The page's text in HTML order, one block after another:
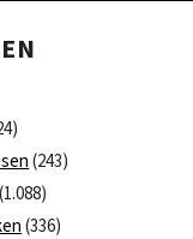
(243)
(1.088)
(336)